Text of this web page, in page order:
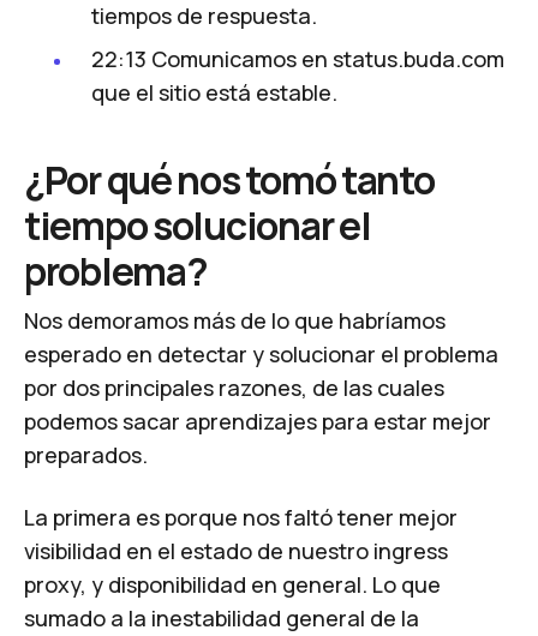
tiempos de respuesta.
22:13 Comunicamos en status.buda.com
que el sitio está estable.
¿Por qué nos tomó tanto
tiempo solucionar el
problema?
Nos demoramos más de lo que habríamos
esperado en detectar y solucionar el problema
por dos principales razones, de las cuales
podemos sacar aprendizajes para estar mejor
preparados.
La primera es porque nos faltó tener mejor
visibilidad en el estado de nuestro ingress
proxy, y disponibilidad en general. Lo que
sumado a la inestabilidad general de la